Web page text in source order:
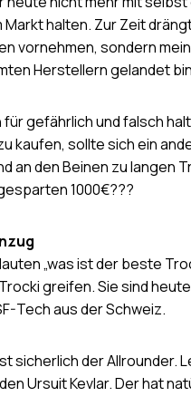
halten. Zur Zeit
vornehmen, sondern
Herstellern gelandet
gefährlich und falsch
kaufen, sollte sich ein
an den Beinen zu langen
1000€???
„was ist der beste
greifen. Sie sind
Tech aus der Schweiz.
sicherlich der
Ursuit Kevlar. Der hat